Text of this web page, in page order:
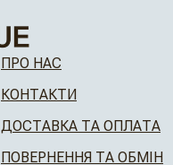
ПРО НАС
КОНТАКТИ
ДОСТАВКА ТА ОПЛАТА
ПОВЕРНЕННЯ ТА ОБМІН